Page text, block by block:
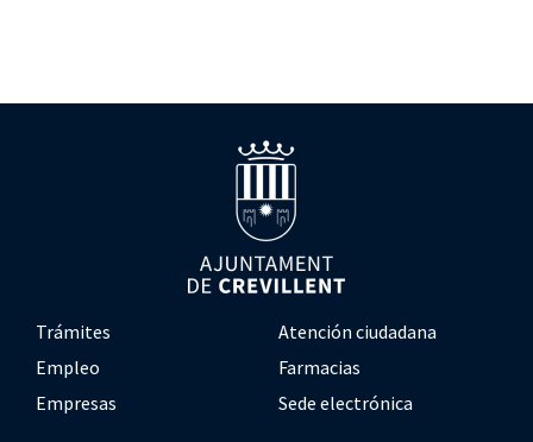
Trámites
Atención ciudadana
Empleo
Farmacias
Empresas
Sede electrónica